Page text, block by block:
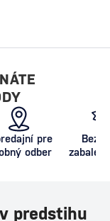
pre
odber
v predstihu